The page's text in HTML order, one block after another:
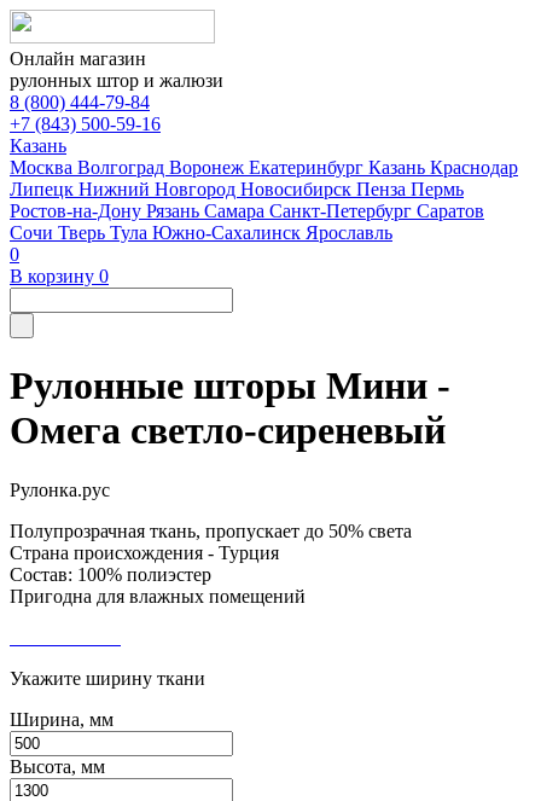
Онлайн магазин
рулонных штор и жалюзи
8 (800) 444-79-84
+7 (843) 500-59-16
Казань
Москва Волгоград Воронеж Екатеринбург Казань Краснодар
Липецк Нижний Новгород Новосибирск Пенза Пермь
Ростов-на-Дону Рязань Самара Санкт-Петербург Саратов
Сочи Тверь Тула Южно-Сахалинск Ярославль
0
В корзину 0
Рулонные шторы Мини -
Омега светло-сиреневый
Рулонка.рус
Полупрозрачная ткань, пропускает до 50% света
Страна происхождения - Турция
Состав: 100% полиэстер
Пригодна для влажных помещений
Укажите ширину ткани
Ширина, мм
Высота, мм